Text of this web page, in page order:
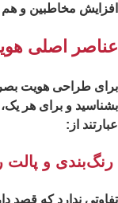
مخاطبین و هم
اصلی
طراحی هویت
و برای هر یک،
از:
و پالت
ندارد که قصد